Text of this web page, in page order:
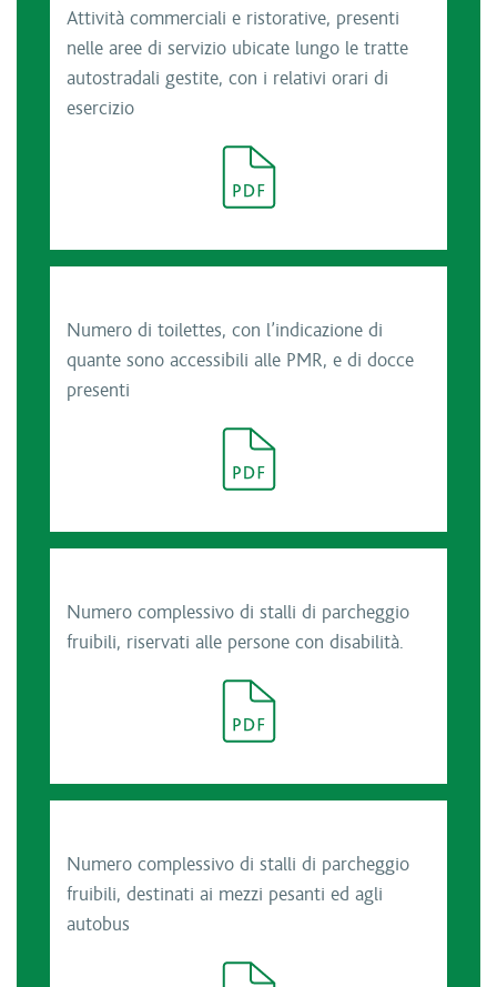
Attività commerciali e ristorative, presenti
nelle aree di servizio ubicate lungo le tratte
autostradali gestite, con i relativi orari di
esercizio
Numero di toilettes, con l’indicazione di
quante sono accessibili alle PMR, e di docce
presenti
Numero complessivo di stalli di parcheggio
fruibili, riservati alle persone con disabilità.
Numero complessivo di stalli di parcheggio
fruibili, destinati ai mezzi pesanti ed agli
autobus